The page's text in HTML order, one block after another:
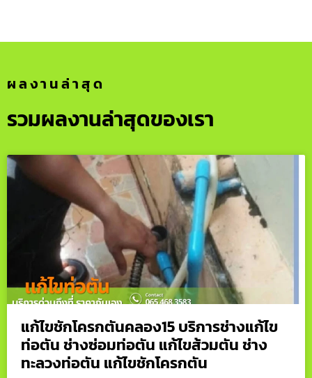
ผลงานล่าสุด
รวมผลงานล่าสุดของเรา
แก้ไขชักโครกตันคลอง15 บริการช่างแก้ไข
ท่อตัน ช่างซ่อมท่อตัน แก้ไขส้วมตัน ช่าง
ทะลวงท่อตัน แก้ไขชักโครกตัน